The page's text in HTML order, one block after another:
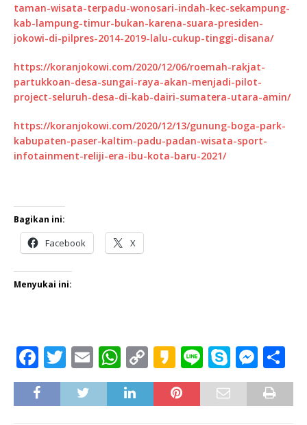
taman-wisata-terpadu-wonosari-indah-kec-sekampung-
kab-lampung-timur-bukan-karena-suara-presiden-
jokowi-di-pilpres-2014-2019-lalu-cukup-tinggi-disana/
https://koranjokowi.com/2020/12/06/roemah-rakjat-
partukkoan-desa-sungai-raya-akan-menjadi-pilot-
project-seluruh-desa-di-kab-dairi-sumatera-utara-amin/
https://koranjokowi.com/2020/12/13/gunung-boga-park-
kabupaten-paser-kaltim-padu-padan-wisata-sport-
infotainment-reliji-era-ibu-kota-baru-2021/
Bagikan ini:
Facebook X
Menyukai ini:
F
a
c
T
w
it
E
m
ai
W
h
at
C
o
p
K
a
k
Li
n
e
S
k
y
M
e
ss
h
ar